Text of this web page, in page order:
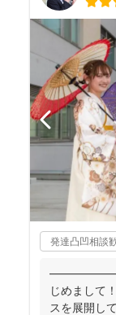
発達凸凹相談
じめまして
スを展開し